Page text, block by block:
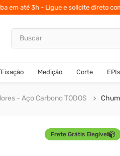
em até 3h - Ligue e solicite direto
Buscar
Medição Corte EPIs
- Aço Carbono TODOS
Frete Grátis Elegível